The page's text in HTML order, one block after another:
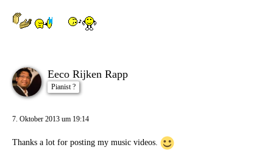
Eeco Rijken Rapp
Pianist ?
7. Oktober 2013 um 19:14
Thanks a lot for posting my music videos.